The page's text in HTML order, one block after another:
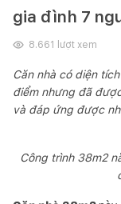
gia đình 7
8.661 lượt xem
Căn nhà có diện
điểm nhưng đã
và đáp ứng được
Công trình 38m2